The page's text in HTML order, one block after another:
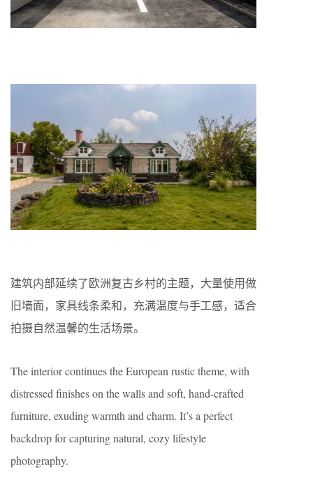
建筑内部延续了欧洲复古乡村的主题，大量使用做
旧墙面，家具线条柔和，充满温度与手工感，适合
拍摄自然温馨的生活场景。
The interior continues the European rustic theme, with
distressed finishes on the walls and soft, hand-crafted
furniture, exuding warmth and charm. It’s a perfect
backdrop for capturing natural, cozy lifestyle
photography.